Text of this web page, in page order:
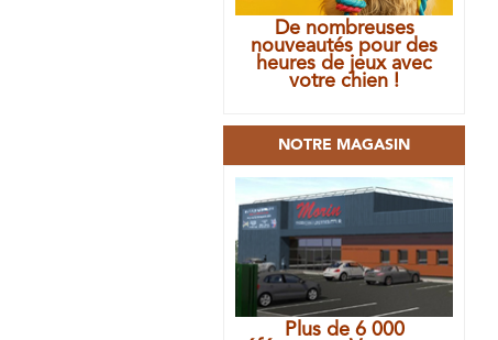
De nombreuses
nouveautés pour des
heures de jeux avec
votre chien !
NOTRE MAGASIN
Plus de 6 000